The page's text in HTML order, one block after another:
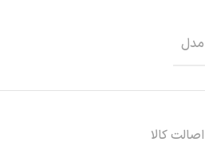
مدل
اصالت کالا